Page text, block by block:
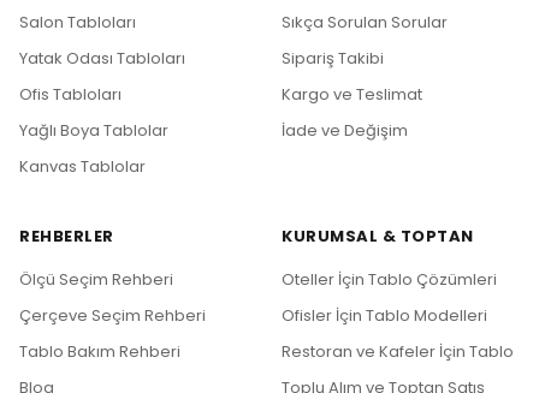
Salon Tabloları
Yatak Odası Tabloları
Ofis Tabloları
Yağlı Boya Tablolar
Kanvas Tablolar
Sıkça Sorulan Sorular
Sipariş Takibi
Kargo ve Teslimat
İade ve Değişim
REHBERLER
Ölçü Seçim Rehberi
Çerçeve Seçim Rehberi
Tablo Bakım Rehberi
Blog
KURUMSAL & TOPTAN
Oteller İçin Tablo Çözümleri
Ofisler İçin Tablo Modelleri
Restoran ve Kafeler İçin Tablo
Toplu Alım ve Toptan Satış